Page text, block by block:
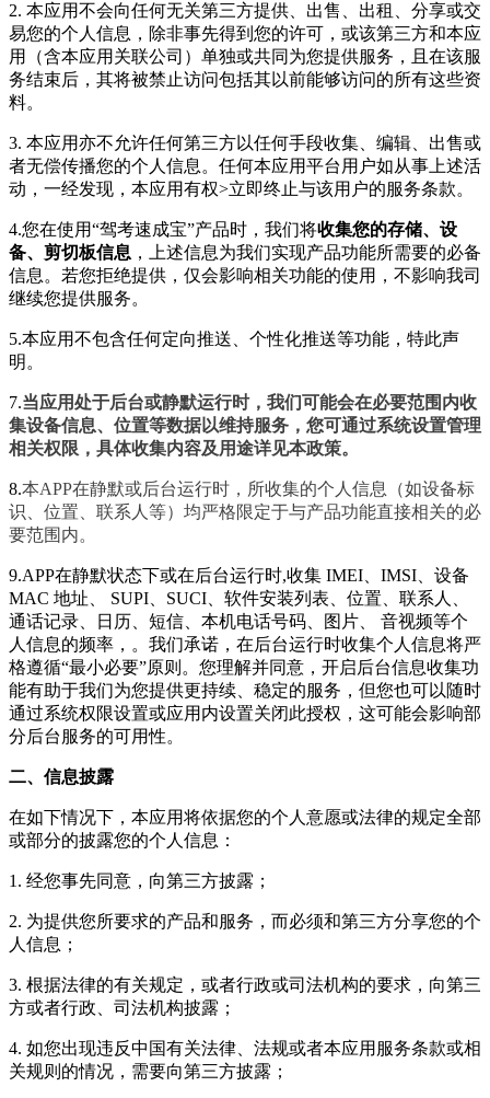
2. 本应用不会向任何无关第三方提供、出售、出租、分享或交
易您的个人信息，除非事先得到您的许可，或该第三方和本应
用（含本应用关联公司）单独或共同为您提供服务，且在该服
务结束后，其将被禁止访问包括其以前能够访问的所有这些资
料。
3. 本应用亦不允许任何第三方以任何手段收集、编辑、出售或
者无偿传播您的个人信息。任何本应用平台用户如从事上述活
动，一经发现，本应用有权>立即终止与该用户的服务条款。
4.您在使用“驾考速成宝”产品时，我们将收集您的存储、设
备、剪切板信息 ，上述信息为我们实现产品功能所需要的必备
信息。若您拒绝提供，仅会影响相关功能的使用，不影响我司
继续您提供服务。
5.本应用不包含任何定向推送、个性化推送等功能，特此声
明。
7.当应用处于后台或静默运行时，我们可能会在必要范围内收
集设备信息、位置等数据以维持服务，您可通过系统设置管理
相关权限，具体收集内容及用途详见本政策。
8.本APP在静默或后台运行时，所收集的个人信息（如设备标
识、位置、联系人等）均严格限定于与产品功能直接相关的必
要范围内。
9.APP在静默状态下或在后台运行时,收集 IMEI、IMSI、设备
MAC 地址、 SUPI、SUCI、软件安装列表、位置、联系人、
通话记录、日历、短信、本机电话号码、图片、 音视频等个
人信息的频率，。我们承诺，在后台运行时收集个人信息将严
格遵循“最小必要”原则。您理解并同意，开启后台信息收集功
能有助于我们为您提供更持续、稳定的服务，但您也可以随时
通过系统权限设置或应用内设置关闭此授权，这可能会影响部
分后台服务的可用性。
二、信息披露
在如下情况下，本应用将依据您的个人意愿或法律的规定全部
或部分的披露您的个人信息：
1. 经您事先同意，向第三方披露；
2. 为提供您所要求的产品和服务，而必须和第三方分享您的个
人信息；
3. 根据法律的有关规定，或者行政或司法机构的要求，向第三
方或者行政、司法机构披露；
4. 如您出现违反中国有关法律、法规或者本应用服务条款或相
关规则的情况，需要向第三方披露；